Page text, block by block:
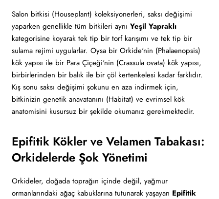
Salon bitkisi (Houseplant) koleksiyonerleri, saksı değişimi
yaparken genellikle tüm bitkileri aynı Yeşil Yapraklı
kategorisine koyarak tek tip bir torf karışımı ve tek tip bir
sulama rejimi uygularlar. Oysa bir Orkide'nin (Phalaenopsis)
kök yapısı ile bir Para Çiçeği'nin (Crassula ovata) kök yapısı,
birbirlerinden bir balık ile bir çöl kertenkelesi kadar farklıdır.
Kış sonu saksı değişimi şokunu en aza indirmek için,
bitkinizin genetik anavatanını (Habitat) ve evrimsel kök
anatomisini kusursuz bir şekilde okumanız gerekmektedir.
Epifitik Kökler ve Velamen Tabakası:
Orkidelerde Şok Yönetimi
Orkideler, doğada toprağın içinde değil, yağmur
ormanlarındaki ağaç kabuklarına tutunarak yaşayan Epifitik